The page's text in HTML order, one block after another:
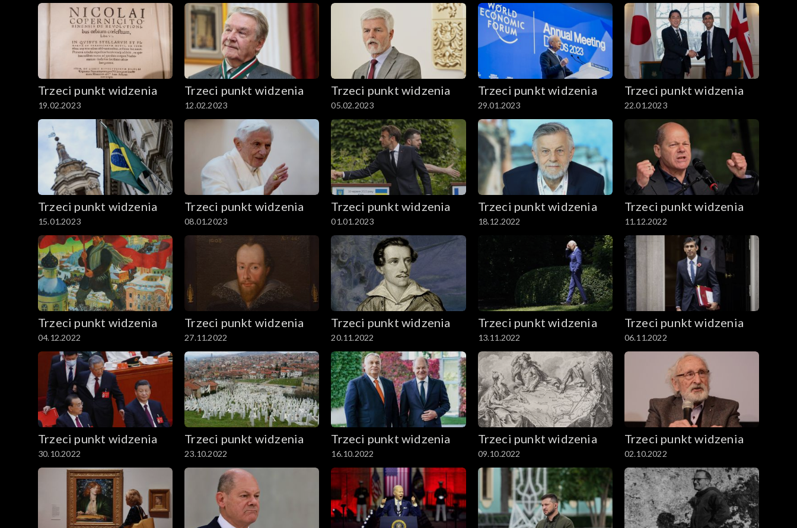
Trzeci punkt widzenia
19.02.2023
Trzeci punkt widzenia
12.02.2023
Trzeci punkt widzenia
05.02.2023
Trzeci punkt widzenia
29.01.2023
Trzeci punkt widzenia
22.01.2023
Trzeci punkt widzenia
15.01.2023
Trzeci punkt widzenia
08.01.2023
Trzeci punkt widzenia
01.01.2023
Trzeci punkt widzenia
18.12.2022
Trzeci punkt widzenia
11.12.2022
Trzeci punkt widzenia
04.12.2022
Trzeci punkt widzenia
27.11.2022
Trzeci punkt widzenia
20.11.2022
Trzeci punkt widzenia
13.11.2022
Trzeci punkt widzenia
06.11.2022
Trzeci punkt widzenia
30.10.2022
Trzeci punkt widzenia
23.10.2022
Trzeci punkt widzenia
16.10.2022
Trzeci punkt widzenia
09.10.2022
Trzeci punkt widzenia
02.10.2022